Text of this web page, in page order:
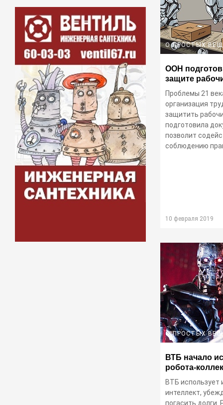
О ПРОСТЫХ
ООН
защите
Проблемы 21
организация
защитить
подготовила
позволит
соблюдению
10 февраля 2019
О ПРОСТЫХ
ВТБ начало
робота-
ВТБ использует
интеллект,
погасить долги.